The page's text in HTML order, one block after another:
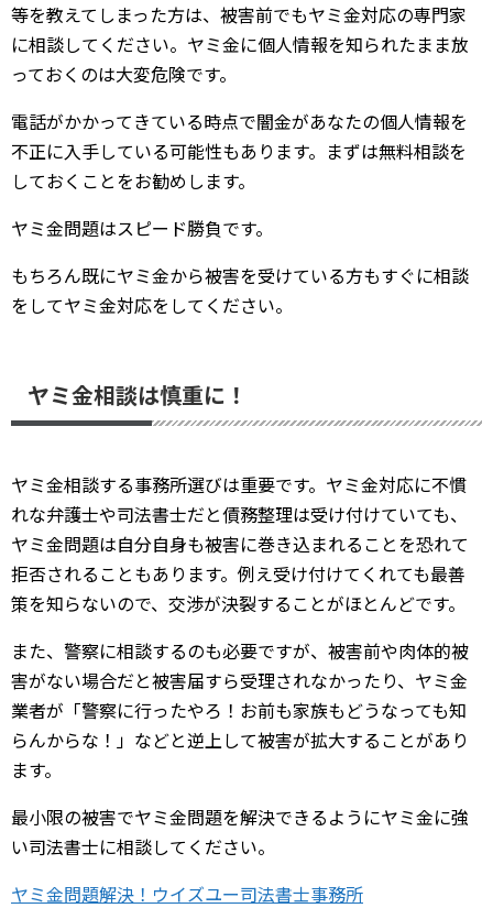
等を教えてしまった方は、被害前でもヤミ金対応の専門家
に相談してください。ヤミ金に個人情報を知られたまま放
っておくのは大変危険です。
電話がかかってきている時点で闇金があなたの個人情報を
不正に入手している可能性もあります。まずは無料相談を
しておくことをお勧めします。
ヤミ金問題はスピード勝負です。
もちろん既にヤミ金から被害を受けている方もすぐに相談
をしてヤミ金対応をしてください。
ヤミ金相談は慎重に！
ヤミ金相談する事務所選びは重要です。ヤミ金対応に不慣
れな弁護士や司法書士だと債務整理は受け付けていても、
ヤミ金問題は自分自身も被害に巻き込まれることを恐れて
拒否されることもあります。例え受け付けてくれても最善
策を知らないので、交渉が決裂することがほとんどです。
また、警察に相談するのも必要ですが、被害前や肉体的被
害がない場合だと被害届すら受理されなかったり、ヤミ金
業者が「警察に行ったやろ！お前も家族もどうなっても知
らんからな！」などと逆上して被害が拡大することがあり
ます。
最小限の被害でヤミ金問題を解決できるようにヤミ金に強
い司法書士に相談してください。
ヤミ金問題解決！ウイズユー司法書士事務所